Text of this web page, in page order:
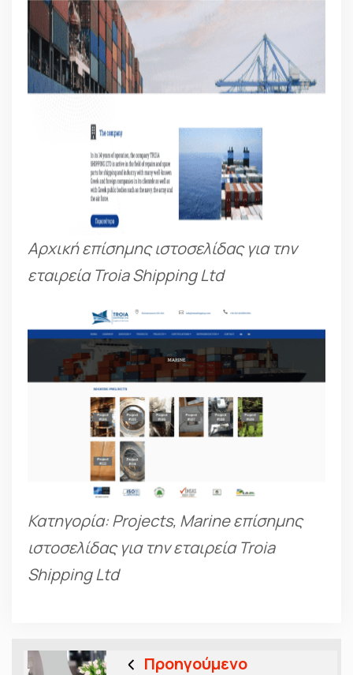
Αρχική επίσημης ιστοσελίδας για την
εταιρεία Troia Shipping Ltd
Κατηγορία: Projects, Marine επίσημης
ιστοσελίδας για την εταιρεία Troia
Shipping Ltd
Προηγούμενο